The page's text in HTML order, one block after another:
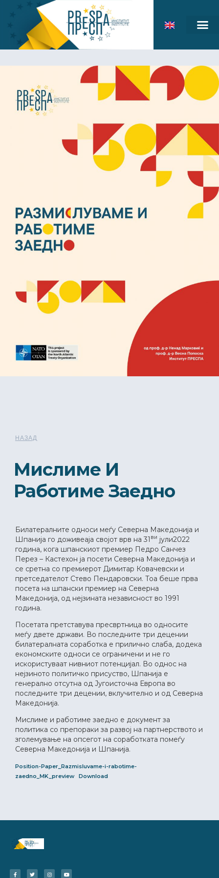
НАЗАД
Мислиме И
Работиме Заедно
Билатералните односи меѓу Северна Македонија и
Шпанија го доживеаја својот врв на 31 ви јули2022
година, кога шпанскиот премиер Педро Санчез
Перез – Кастехон ја посети Северна Македонија и
се сретна со премиерот Димитар Ковачевски и
претседателот Стево Пендаровски. Тоа беше прва
посета на шпански премиер на Северна
Македонија, од нејзината независност во 1991
година.
Посетата претставува пресвртница во односите
меѓу двете држави. Во последните три децении
билатералната соработка е прилично слаба, додека
економските односи се ограничени и не го
искористуваат нивниот потенцијал. Во однос на
нејзиното политичко присуство, Шпанија е
генерално отсутна од Југоисточна Европа во
последните три децении, вклучително и од Северна
Македонија.
Мислиме и работиме заедно е документ за
политика со препораки за развој на партнерството и
зголемување на опсегот на соработката помеѓу
Северна Македонија и Шпанија.
Position-Paper_Razmisluvame-i-rabotime-
zaedno_MK_preview
Download